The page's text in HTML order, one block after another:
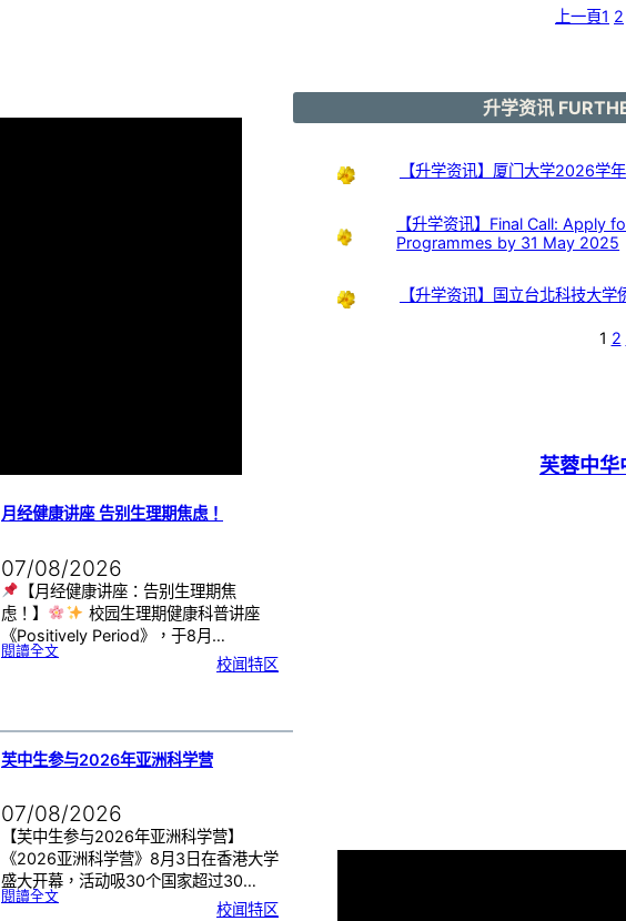
月经健康讲座 告别生理期焦虑！
07/08/2026
【月经健康讲座：告别生理期焦
虑！】
校园生理期健康科普讲座
《Positively Period》，于8月…
閱讀全文:月
理
期
虑
！
校闻特区
芙中生参与2026年亚洲科学营
07/08/2026
【芙中生参与2026年亚洲科学营】
《2026亚洲科学营》8月3日在香港大学
盛大开幕，活动吸30个国家超过30…
閱讀全文:芙 校闻特区
上一頁1 2
升学资讯
【升学资讯】厦门大学2026学
【升学资讯】Final Call:
Programmes by 31 May 2025
【升学资讯】国立台北科技大
1 2
芙蓉中